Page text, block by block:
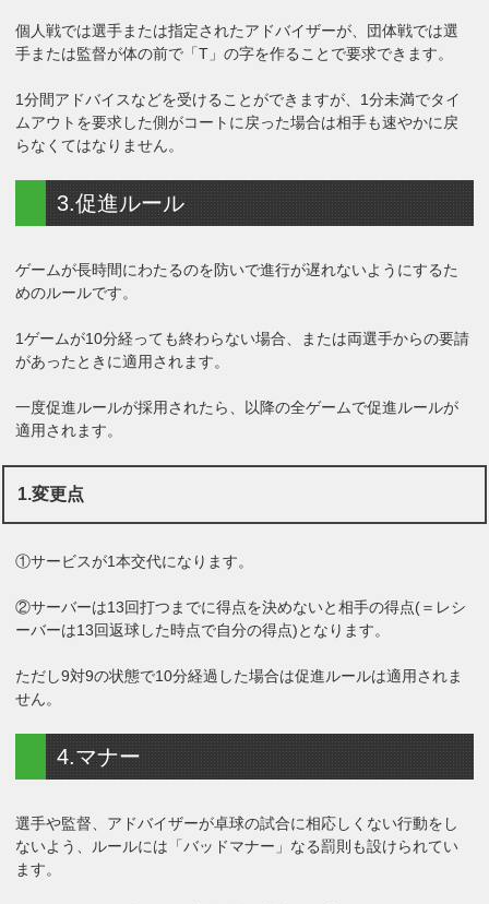
個人戦では選手または指定されたアドバイザーが、団体戦では選
手または監督が体の前で「T」の字を作ることで要求できます。
1分間アドバイスなどを受けることができますが、1分未満でタイ
ムアウトを要求した側がコートに戻った場合は相手も速やかに戻
らなくてはなりません。
3.促進ルール
ゲームが長時間にわたるのを防いで進行が遅れないようにするた
めのルールです。
1ゲームが10分経っても終わらない場合、または両選手からの要請
があったときに適用されます。
一度促進ルールが採用されたら、以降の全ゲームで促進ルールが
適用されます。
1.変更点
①サービスが1本交代になります。
②サーバーは13回打つまでに得点を決めないと相手の得点(＝レシ
ーバーは13回返球した時点で自分の得点)となります。
ただし9対9の状態で10分経過した場合は促進ルールは適用されま
せん。
4.マナー
選手や監督、アドバイザーが卓球の試合に相応しくない行動をし
ないよう、ルールには「バッドマナー」なる罰則も設けられてい
ます。